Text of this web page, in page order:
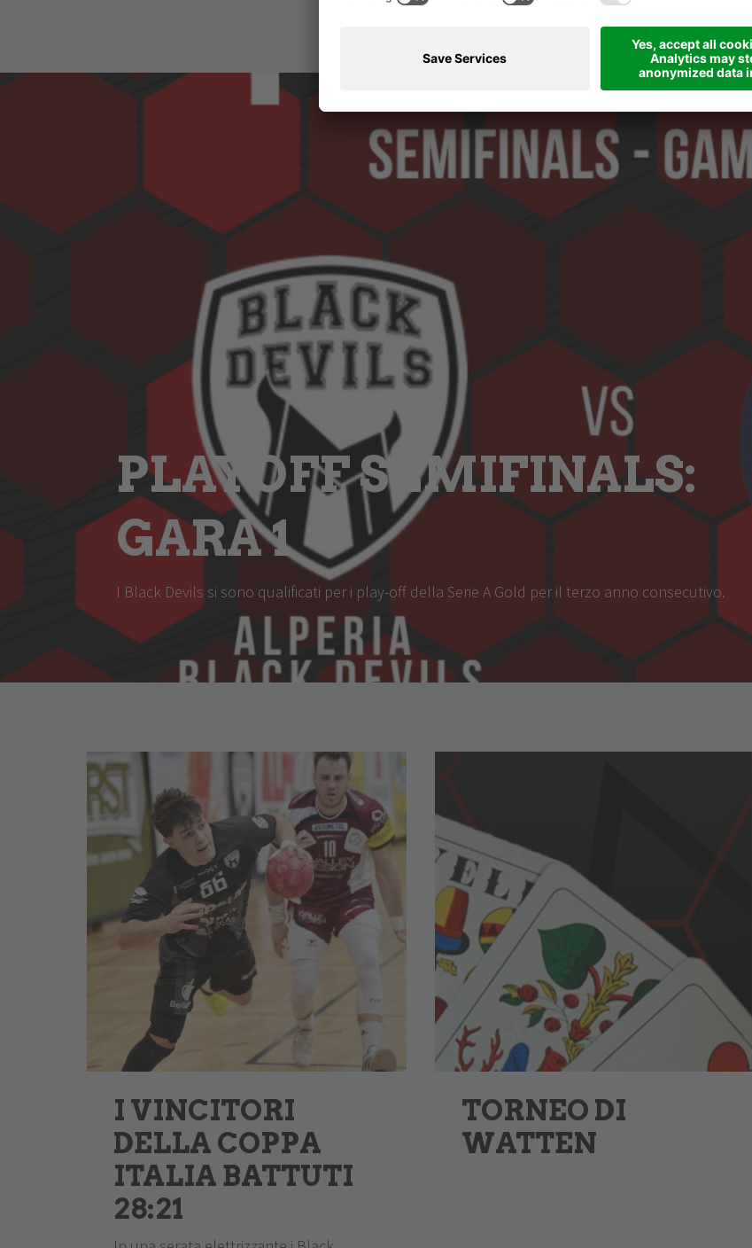
PLAYOFF SEMIFINALS:
GARA 1
I Black Devils si sono qualificati per i play-off della Serie A Gold per il terzo anno consecutivo.
I VINCITORI
DELLA COPPA
ITALIA BATTUTI
28:21
TORNEO DI
WATTEN